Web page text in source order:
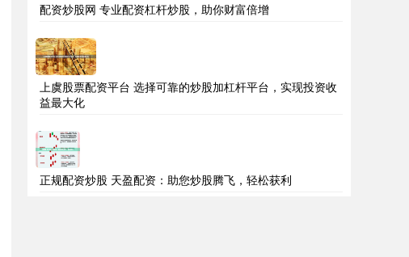
配资炒股网 专业配资杠杆炒股，助你财富倍增
上虞股票配资平台 选择可靠的炒股加杠杆平台，实现投资收
益最大化
正规配资炒股 天盈配资：助您炒股腾飞，轻松获利